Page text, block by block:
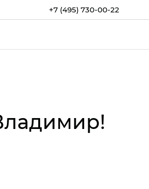
+7 (495) 730-00-22